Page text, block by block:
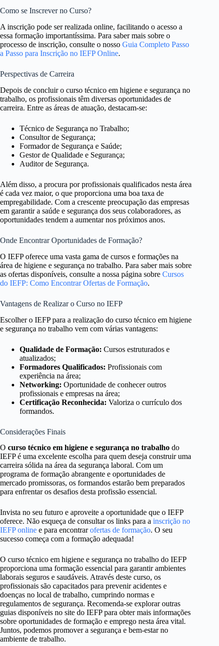
Como se Inscrever no Curso?
A inscrição pode ser realizada online, facilitando o acesso a
essa formação importantíssima. Para saber mais sobre o
processo de inscrição, consulte o nosso Guia Completo Passo
a Passo para Inscrição no IEFP Online.
Perspectivas de Carreira
Depois de concluir o curso técnico em higiene e segurança no
trabalho, os profissionais têm diversas oportunidades de
carreira. Entre as áreas de atuação, destacam-se:
Técnico de Segurança no Trabalho;
Consultor de Segurança;
Formador de Segurança e Saúde;
Gestor de Qualidade e Segurança;
Auditor de Segurança.
Além disso, a procura por profissionais qualificados nesta área
é cada vez maior, o que proporciona uma boa taxa de
empregabilidade. Com a crescente preocupação das empresas
em garantir a saúde e segurança dos seus colaboradores, as
oportunidades tendem a aumentar nos próximos anos.
Onde Encontrar Oportunidades de Formação?
O IEFP oferece uma vasta gama de cursos e formações na
área de higiene e segurança no trabalho. Para saber mais sobre
as ofertas disponíveis, consulte a nossa página sobre Cursos
do IEFP: Como Encontrar Ofertas de Formação.
Vantagens de Realizar o Curso no IEFP
Escolher o IEFP para a realização do curso técnico em higiene
e segurança no trabalho vem com várias vantagens:
Qualidade de Formação: Cursos estruturados e
atualizados;
Formadores Qualificados: Profissionais com
experiência na área;
Networking: Oportunidade de conhecer outros
profissionais e empresas na área;
Certificação Reconhecida: Valoriza o currículo dos
formandos.
Considerações Finais
O curso técnico em higiene e segurança no trabalho do
IEFP é uma excelente escolha para quem deseja construir uma
carreira sólida na área da segurança laboral. Com um
programa de formação abrangente e oportunidades de
mercado promissoras, os formandos estarão bem preparados
para enfrentar os desafios desta profissão essencial.
Invista no seu futuro e aproveite a oportunidade que o IEFP
oferece. Não esqueça de consultar os links para a inscrição no
IEFP online e para encontrarofertas de formação. O seu
sucesso começa com a formação adequada!
O curso técnico em higiene e segurança no trabalho do IEFP
proporciona uma formação essencial para garantir ambientes
laborais seguros e saudáveis. Através deste curso, os
profissionais são capacitados para prevenir acidentes e
doenças no local de trabalho, cumprindo normas e
regulamentos de segurança. Recomenda-se explorar outras
guias disponíveis no site do IEFP para obter mais informações
sobre oportunidades de formação e emprego nesta área vital.
Juntos, podemos promover a segurança e bem-estar no
ambiente de trabalho.